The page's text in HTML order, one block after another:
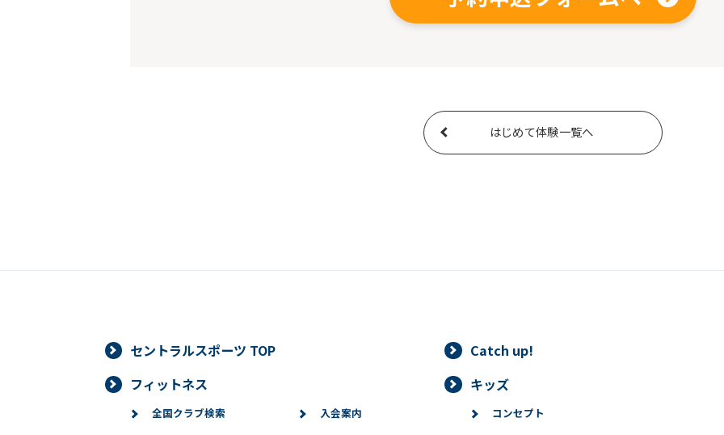
はじめて体験一覧へ
セントラルスポーツ TOP
Catch up!
フィットネス
全国クラブ検索 入会案内
キッズ
コンセプト